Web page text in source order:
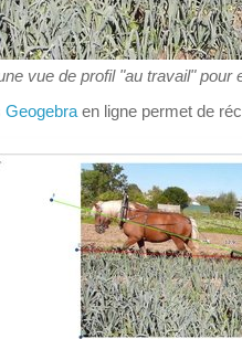
vue de profil "au travail" pour
Geogebra en ligne permet de